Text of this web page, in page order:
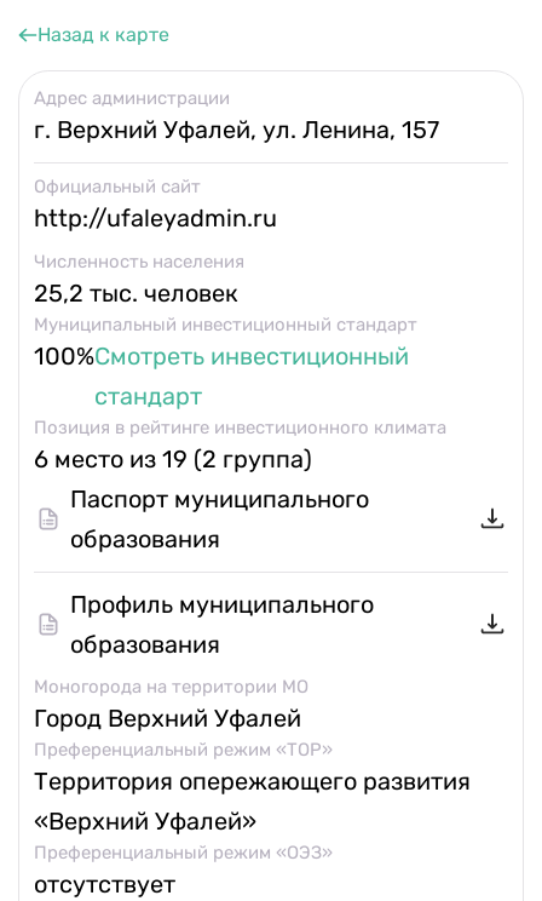
Контакты и обратная связь
8 (800) 350 24 74
Получить консультацию
Назад к карте
Адрес администрации
г. Верхний Уфалей, ул. Ленина, 157
Официальный сайт
http://ufaleyadmin.ru
Численность населения
25,2 тыс. человек
Муниципальный инвестиционный стандарт
100%Смотреть инвестиционный
стандарт
Позиция в рейтинге инвестиционного климата
6 место из 19 (2 группа)
Паспорт муниципального
образования
Профиль муниципального
образования
Моногорода на территории МО
Город Верхний Уфалей
Преференциальный режим «ТОР»
Территория опережающего развития
«Верхний Уфалей»
Преференциальный режим «ОЭЗ»
отсутствует